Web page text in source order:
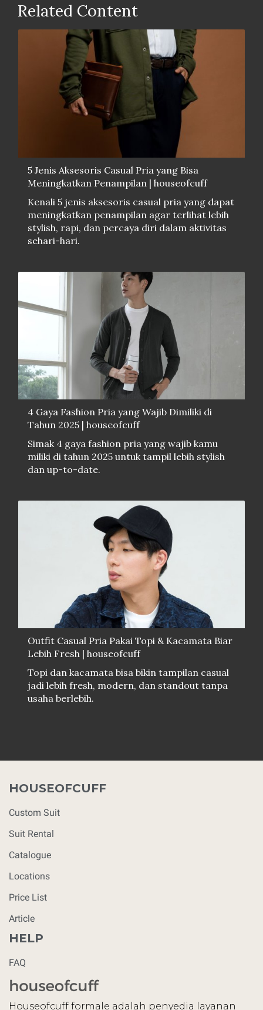
Related Content
5 Jenis Aksesoris Casual Pria yang Bisa
Meningkatkan Penampilan | houseofcuff
Kenali 5 jenis aksesoris casual pria yang dapat
meningkatkan penampilan agar terlihat lebih
stylish, rapi, dan percaya diri dalam aktivitas
sehari-hari.
4 Gaya Fashion Pria yang Wajib Dimiliki di
Tahun 2025 | houseofcuff
Simak 4 gaya fashion pria yang wajib kamu
miliki di tahun 2025 untuk tampil lebih stylish
dan up-to-date.
Outfit Casual Pria Pakai Topi & Kacamata Biar
Lebih Fresh | houseofcuff
Topi dan kacamata bisa bikin tampilan casual
jadi lebih fresh, modern, dan standout tanpa
usaha berlebih.
HOUSEOFCUFF
Custom Suit
Suit Rental
Catalogue
Locations
Price List
Article
HELP
FAQ
Houseofcuff formale adalah penyedia layanan